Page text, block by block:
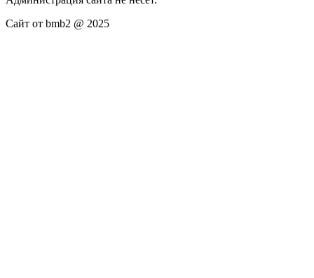
Сайт от bmb2 @ 2025